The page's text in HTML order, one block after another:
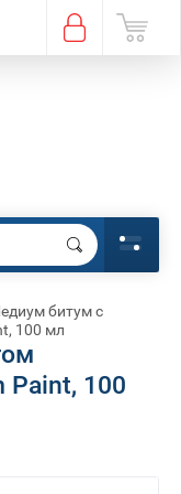
битум с
100 мл
Paint, 100